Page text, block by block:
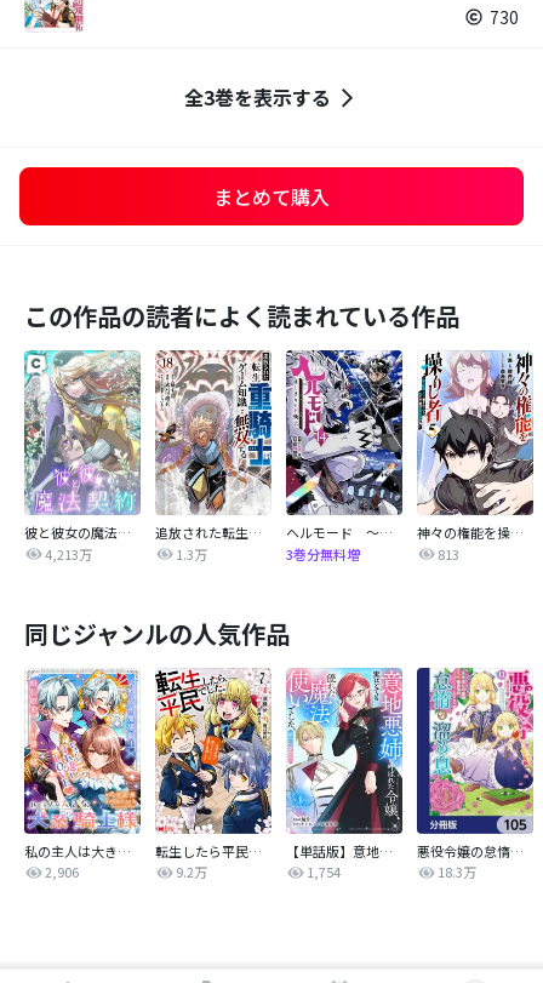
730
全3巻を表示する
まとめて購入
この作品の読者によく読まれている作品
彼と彼女の魔法契約
4,213万
追放された転生重騎士はゲーム知識で無双する
1.3万
ヘルモード ～やり込み好きのゲーマーは廃設定の異世界で無双する～はじまりの召喚士
3巻分無料増
神々の権能を操りし者～能力数値『０』で蔑まれている俺だが、実は世界最強の一角～
813
同じジャンルの人気作品
私の主人は大きな犬系騎士様
2,906
転生したら平民でした。～生活水準に耐えられないので貴族を目指します～（コミック）
9.2万
【単話版】意地悪姉と呼ばれた令嬢、実はとても優れた魔法使いでした。@COMIC
1,754
悪役令嬢の怠惰な溜め息【分冊版】
18.3万